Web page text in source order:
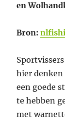
en
Bron:
hier denken
een goede
te hebben
met